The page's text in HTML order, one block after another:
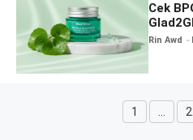
Cek
Rin Awd
Page
1